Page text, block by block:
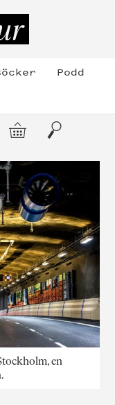
Podd
Varukorg
Sök
en